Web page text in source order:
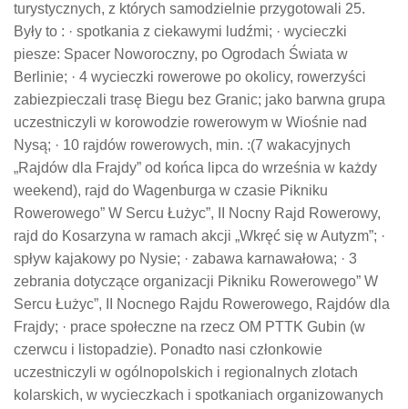
turystycznych, z których samodzielnie przygotowali 25.
Były to : · spotkania z ciekawymi ludźmi; · wycieczki
piesze: Spacer Noworoczny, po Ogrodach Świata w
Berlinie; · 4 wycieczki rowerowe po okolicy, rowerzyści
zabiezpieczali trasę Biegu bez Granic; jako barwna grupa
uczestniczyli w korowodzie rowerowym w Wiośnie nad
Nysą; · 10 rajdów rowerowych, min. :(7 wakacyjnych
„Rajdów dla Frajdy” od końca lipca do września w każdy
weekend), rajd do Wagenburga w czasie Pikniku
Rowerowego” W Sercu Łużyc”, II Nocny Rajd Rowerowy,
rajd do Kosarzyna w ramach akcji „Wkręć się w Autyzm”; ·
spływ kajakowy po Nysie; · zabawa karnawałowa; · 3
zebrania dotyczące organizacji Pikniku Rowerowego” W
Sercu Łużyc”, II Nocnego Rajdu Rowerowego, Rajdów dla
Frajdy; · prace społeczne na rzecz OM PTTK Gubin (w
czerwcu i listopadzie). Ponadto nasi członkowie
uczestniczyli w ogólnopolskich i regionalnych zlotach
kolarskich, w wycieczkach i spotkaniach organizowanych